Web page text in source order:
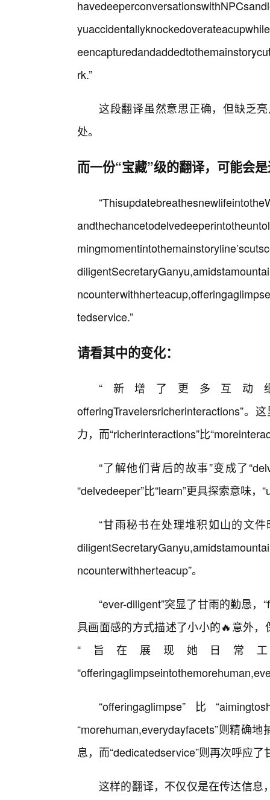
rk.”
这段翻译虽然意思正确，但缺乏
处。
而一份“宝藏”级的翻译，可能会
tedservice.”
请看其中的变化：
“新增了更多互动细
offeringTravelersricherinteractions”。
力，而“richerinteractions”比
“了解他们背后的故事”变成了
“delvedeeper”比“learn”更具探索意味
“甘雨秘书在处理堆积如山的文件
ncounterwithherteacup”。
“ever-diligent”突显了甘雨的勤恳
具画面感的方式描述了小小的🔥意外
“旨在展现她日常
“offeringaglimpse”比
“morehuman,everydayfacets”则精确
息，而“dedicatedservice”则再次呼应
这样的翻译，不仅仅是在传达信息